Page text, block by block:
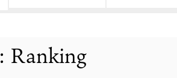
: Ranking